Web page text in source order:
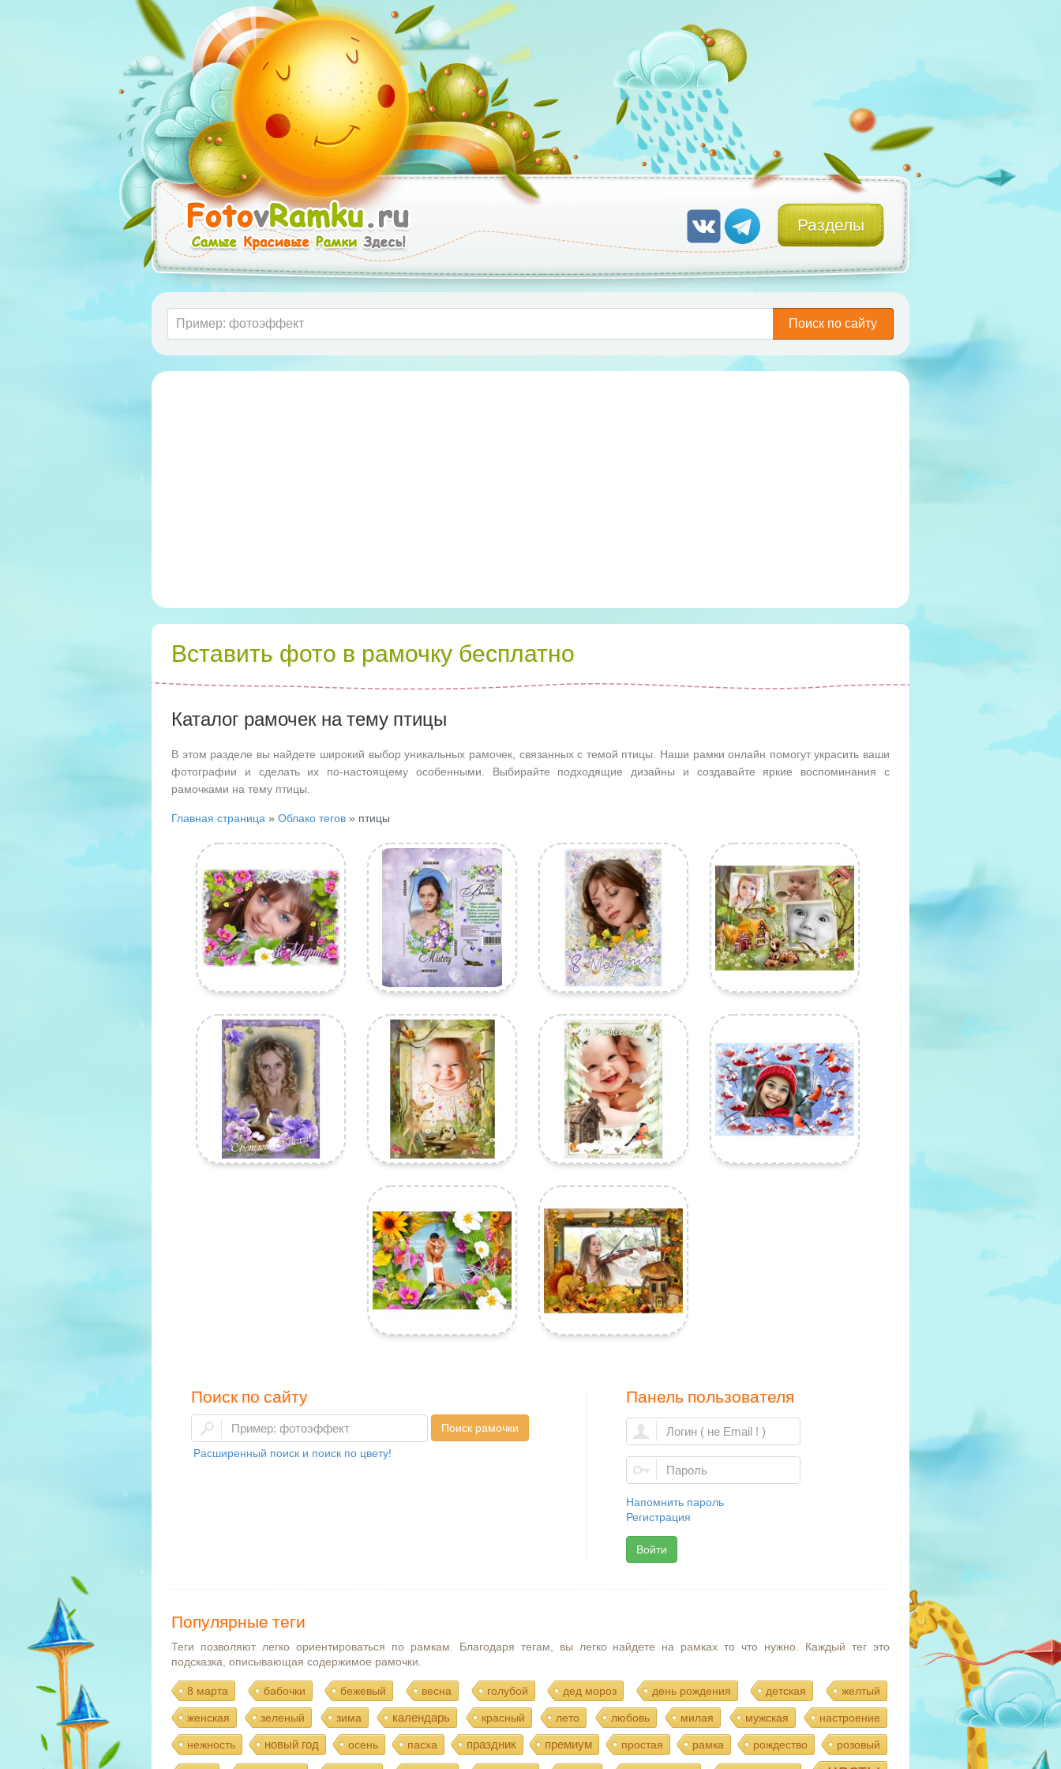
Разделы
Поиск по сайту
Вставить фото в рамочку бесплатно
Каталог рамочек на тему птицы
В этом разделе вы найдете широкий выбор уникальных рамочек, связанных с темой птицы. Наши рамки онлайн помогут украсить ваши
фотографии и сделать их по-настоящему особенными. Выбирайте подходящие дизайны и создавайте яркие воспоминания с
рамочками на тему птицы.
Главная страница » Облако тегов » птицы
Поиск по сайту
Поиск рамочки
Расширенный поиск и поиск по цвету!
Панель пользователя
Напомнить пароль
Регистрация
Войти
Популярные теги
Теги позволяют легко ориентироваться по рамкам. Благодаря тегам, вы легко найдете на рамках то что нужно. Каждый тег это
подсказка, описывающая содержимое рамочки.
8 марта бабочки бежевый весна голубой дед мороз день рождения детская желтый
женская зеленый зима календарь красный лето любовь милая мужская настроение
нежность новый год осень пасха праздник премиум простая рамка рождество розовый